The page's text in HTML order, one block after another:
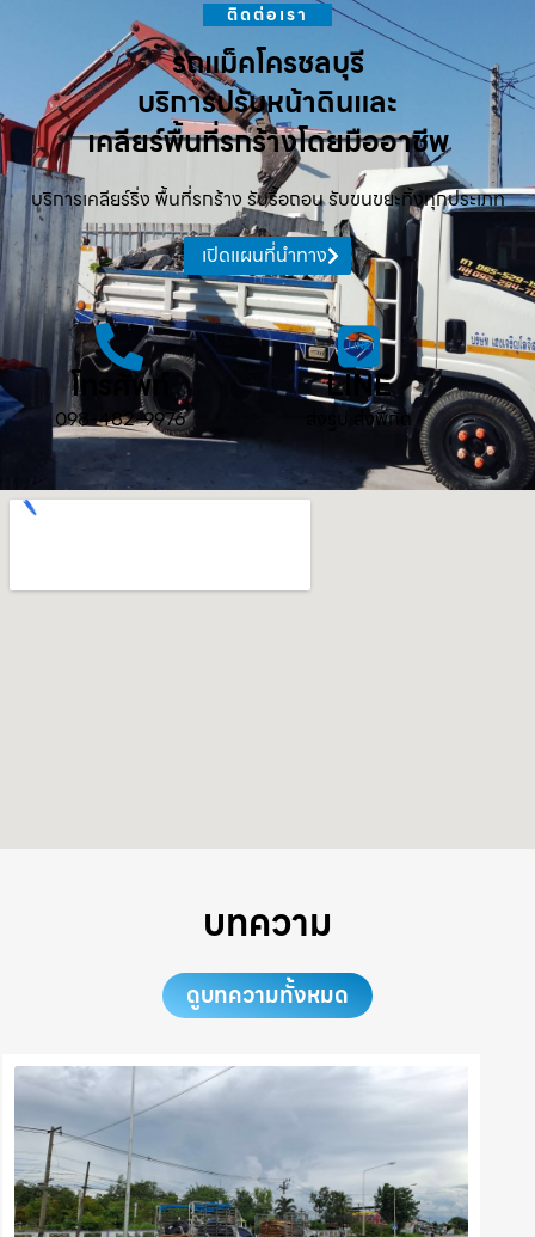
ติดต่อเรา
รถแม็คโครชลบุรี
บริการปรับหน้าดินและ
เคลียร์พื้นที่รกร้างโดยมืออาชีพ
บริการเคลียร์ริ่ง พื้นที่รกร้าง รับรื้อถอน รับขนขยะทิ้งทุกประเภท
เปิดแผนที่นำทาง
โทรศัพท์
098-482-9976
LINE
ส่งรูป ส่งพิกัด
บทความ
ดูบทความทั้งหมด